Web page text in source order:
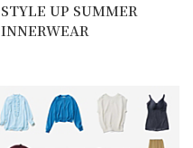
STYLE UP SUMMER
INNERWEAR